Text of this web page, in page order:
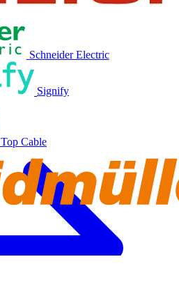
Schneider Electric
Signify
Top Cable